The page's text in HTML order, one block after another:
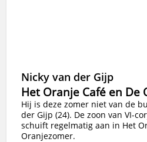
Nicky van der Gijp
Het Oranje Café en De
Hij is deze zomer niet van de
der Gijp (24). De zoon van VI-
schuift regelmatig aan in Het
Oranjezomer.